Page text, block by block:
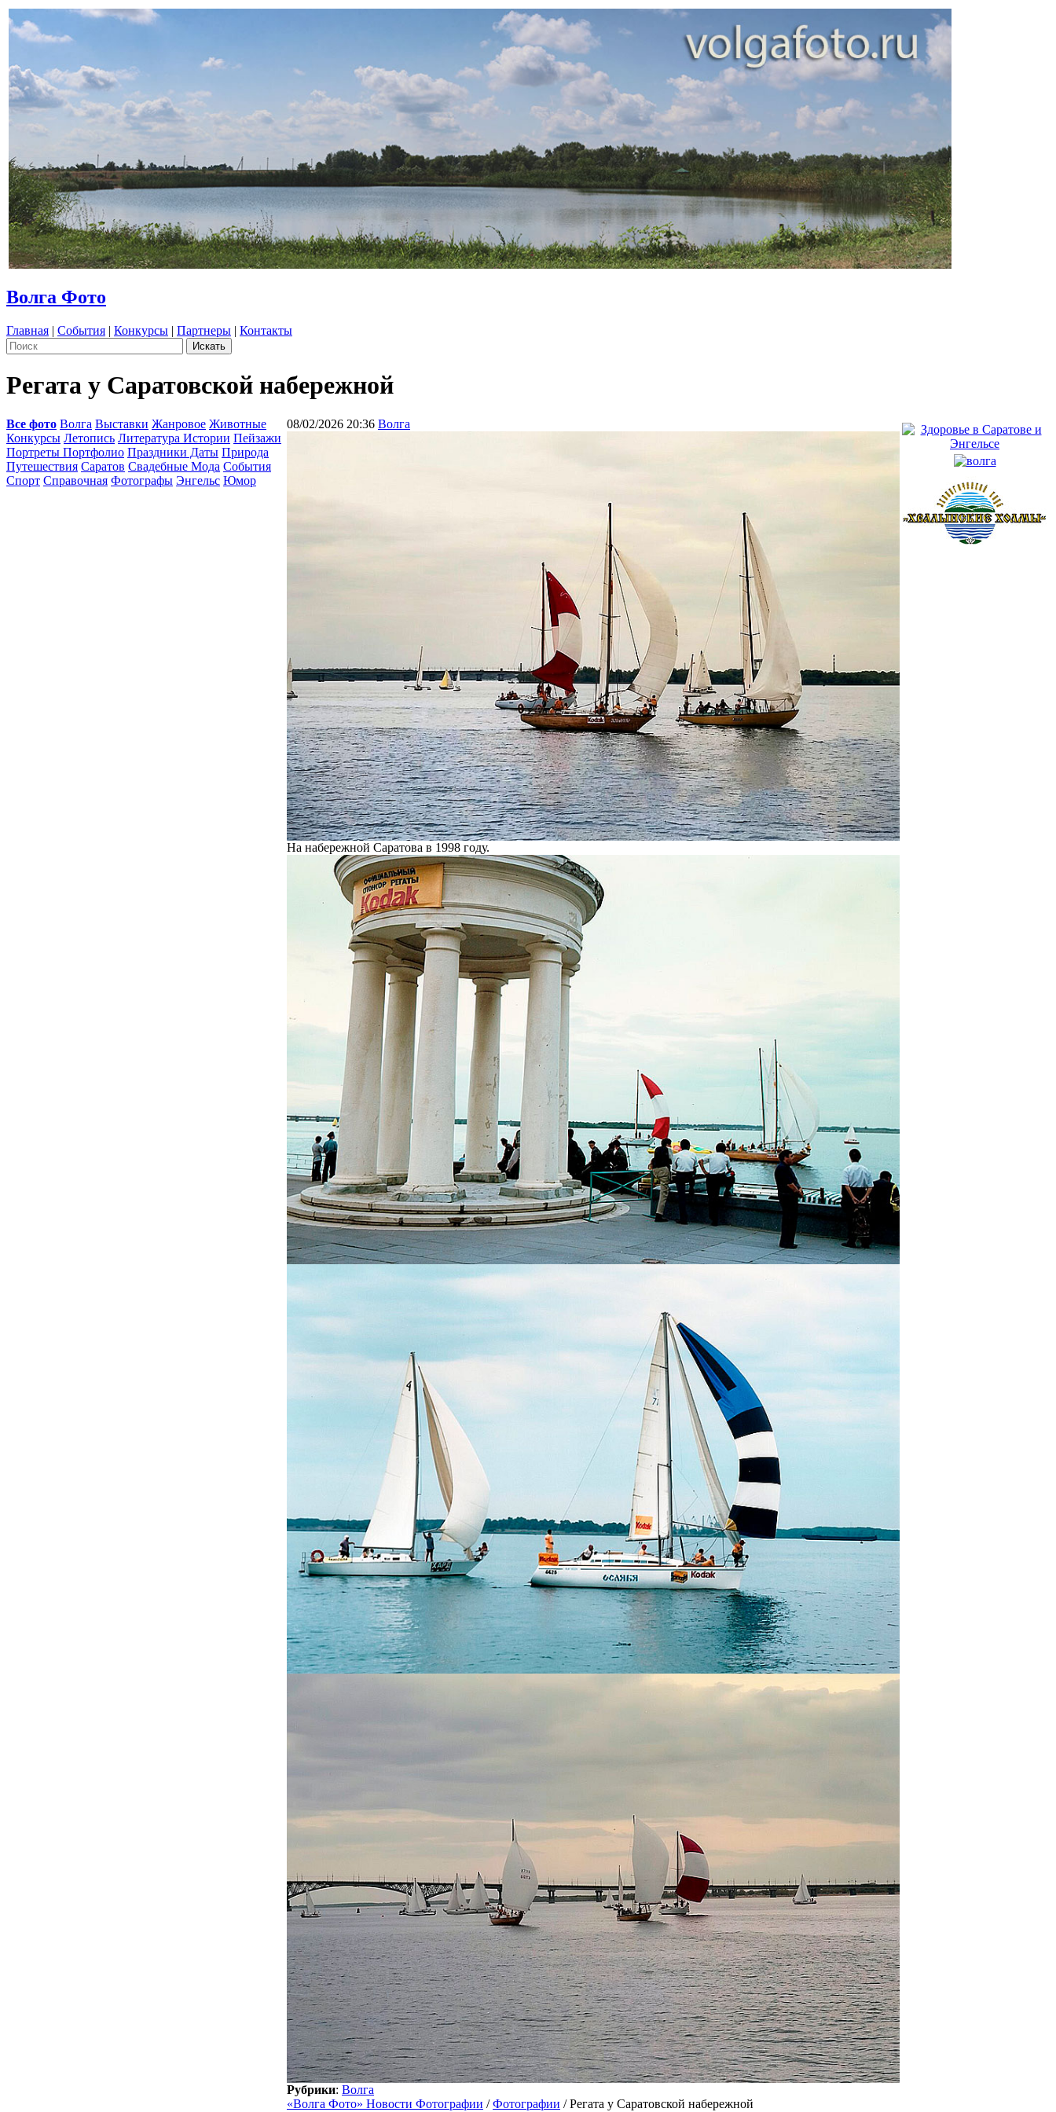
Волга Фото
Главная | События | Конкурсы | Партнеры | Контакты
Регата у Саратовской набережной
Все фото Волга Выставки Жанровое Животные
Конкурсы Летопись Литература Истории Пейзажи
Портреты Портфолио Праздники Даты Природа
Путешествия Саратов Свадебные Мода События
Спорт Справочная Фотографы Энгельс Юмор
08/02/2026 20:36 Волга
На набережной Саратова в 1998 году.
Рубрики: Волга
«Волга Фото» Новости Фотографии /Фотографии / Регата у Саратовской набережной